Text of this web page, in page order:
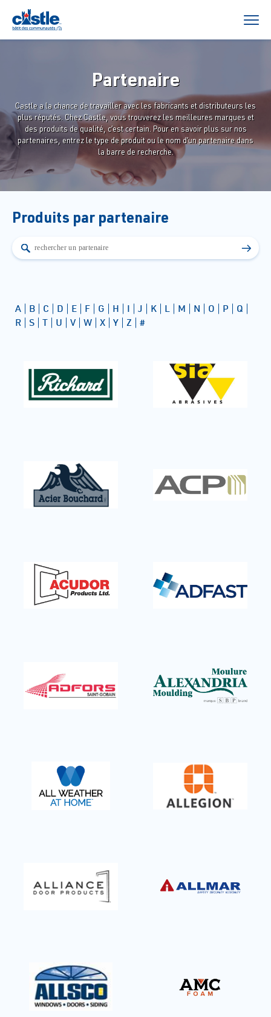
Partenaire
Castle a la chance de travailler avec les fabricants et distributeurs les
plus réputés. Chez Castle, vous trouverez les meilleures marques et
des produits de qualité, c’est certain. Pour en savoir plus sur nos
partenaires, entrez le type de produit ou le nom d’un partenaire dans
la barre de recherche.
Produits par partenaire
→
A B C D E F G H I J K L M N O P
Q
R
S T U V W X Y Z #